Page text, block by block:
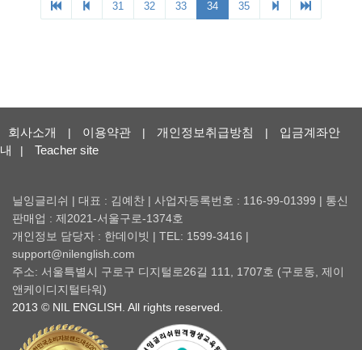
회사소개 | 이용약관 | 개인정보취급방침 |
입금계좌안
내
| Teacher site
닐잉글리쉬 | 대표 : 김예찬 | 사업자등록번호 : 116-99-01399 | 통신
판매업 : 제2021-서울구로-1374호
개인정보 담당자 : 한데이빗 | TEL: 1599-3416 |
support@nilenglish.com
주소: 서울특별시 구로구 디지털로26길 111, 1707호 (구로동, 제이
앤케이디지털타워)
2013 © NIL ENGLISH. All rights reserved.